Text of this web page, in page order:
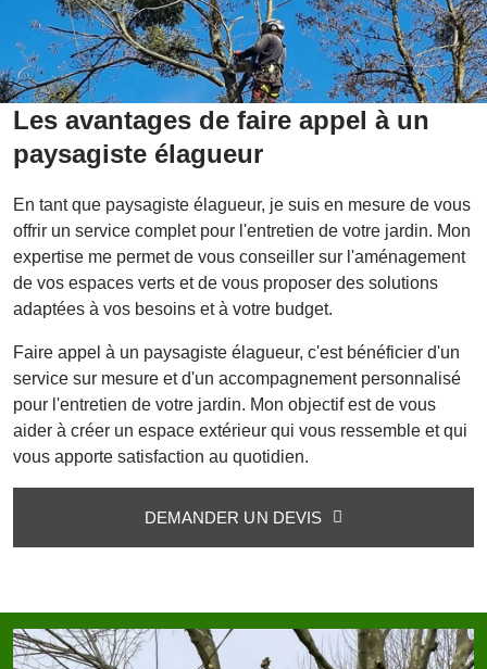
Les avantages de faire appel à un
paysagiste élagueur
En tant que paysagiste élagueur, je suis en mesure de vous
offrir un service complet pour l'entretien de votre jardin. Mon
expertise me permet de vous conseiller sur l'aménagement
de vos espaces verts et de vous proposer des solutions
adaptées à vos besoins et à votre budget.
Faire appel à un paysagiste élagueur, c'est bénéficier d'un
service sur mesure et d'un accompagnement personnalisé
pour l'entretien de votre jardin. Mon objectif est de vous
aider à créer un espace extérieur qui vous ressemble et qui
vous apporte satisfaction au quotidien.
DEMANDER UN DEVIS